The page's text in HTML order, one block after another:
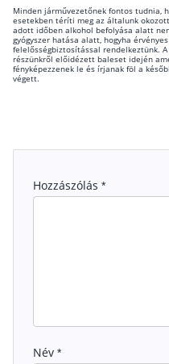
Minden járművezetőnek fontos tudnia,
esetekben téríti meg az általunk
adott időben alkohol befolyása alatt
gyógyszer hatása alatt, hogyha
felelősségbiztosítással rendelkeztünk.
részünkről előidézett baleset idején
fényképezzenek le és írjanak föl a
végett.
Hozzászólás *
Név *